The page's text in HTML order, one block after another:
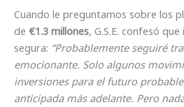
Cuando le preguntamos sobre los
de €1.3 millones, G.S.E. confesó
segura: “Probablemente seguiré
emocionante. Solo algunos
inversiones para el futuro
anticipada más adelante. Pero